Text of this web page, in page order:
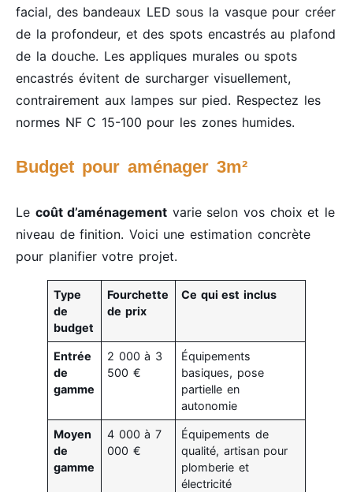
facial, des bandeaux LED sous la vasque pour créer
de la profondeur, et des spots encastrés au plafond
de la douche. Les appliques murales ou spots
encastrés évitent de surcharger visuellement,
contrairement aux lampes sur pied. Respectez les
normes NF C 15-100 pour les zones humides.
Budget pour aménager 3m²
Le coût d’aménagement varie selon vos choix et le
niveau de finition. Voici une estimation concrète
pour planifier votre projet.
Type
de
budget
Fourchette
de prix
Ce qui est inclus
Entrée
de
gamme
2 000 à 3
500 €
Équipements
basiques, pose
partielle en
autonomie
Moyen
de
gamme
4 000 à 7
000 €
Équipements de
qualité, artisan pour
plomberie et
électricité